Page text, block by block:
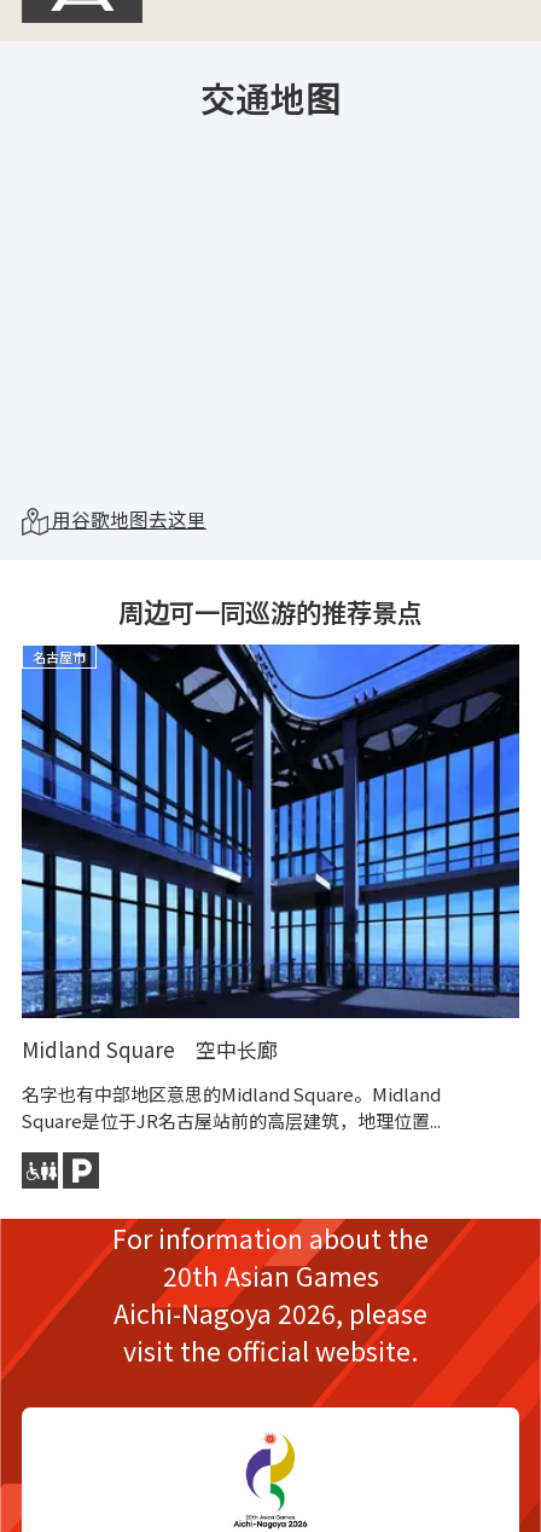
交通地图
用谷歌地图去这里
周边可一同巡游的推荐景点
名古屋市
Midland Square 空中长廊
名字也有中部地区意思的Midland Square。Midland
Square是位于JR名古屋站前的高层建筑，地理位置...
For information about the
20th Asian Games
Aichi-Nagoya 2026, please
visit the official website.